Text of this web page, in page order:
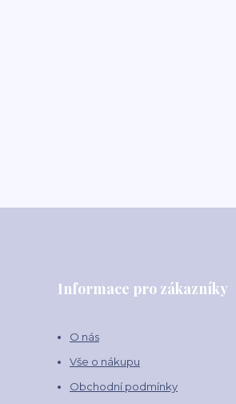
Informace pro zákazníky
O nás
Vše o nákupu
Obchodní podmínky